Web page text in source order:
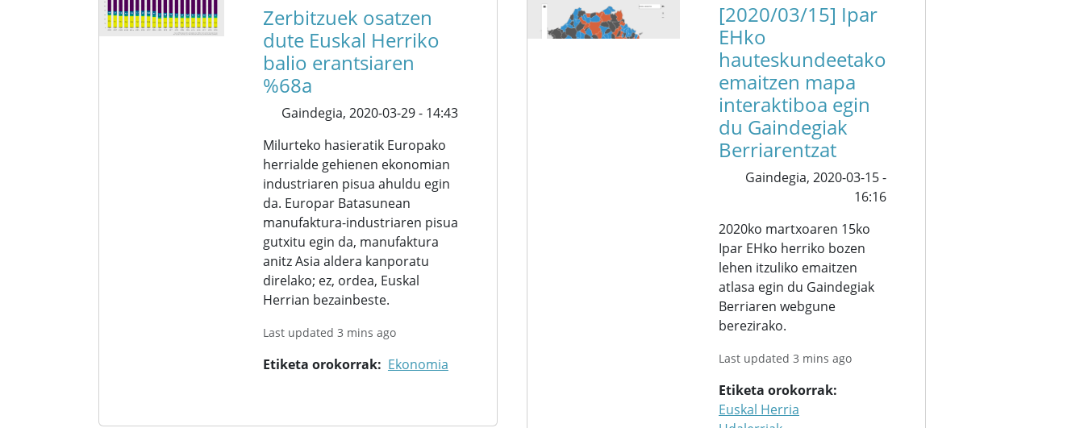
Zerbitzuek osatzen
dute Euskal Herriko
balio erantsiaren
%68a
Gaindegia, 2020-03-29 - 14:43
Milurteko hasieratik Europako
herrialde gehienen ekonomian
industriaren pisua ahuldu egin
da. Europar Batasunean
manufaktura-industriaren pisua
gutxitu egin da, manufaktura
anitz Asia aldera kanporatu
direlako; ez, ordea, Euskal
Herrian bezainbeste.
Last updated 3 mins ago
Etiketa orokorrak Ekonomia
[2020/03/15] Ipar
EHko
hauteskundeetako
emaitzen mapa
interaktiboa egin
du Gaindegiak
Berriarentzat
Gaindegia, 2020-03-15 -
16:16
2020ko martxoaren 15ko
Ipar EHko herriko bozen
lehen itzuliko emaitzen
atlasa egin du Gaindegiak
Berriaren webgune
berezirako.
Last updated 3 mins ago
Etiketa orokorrak
Euskal Herria